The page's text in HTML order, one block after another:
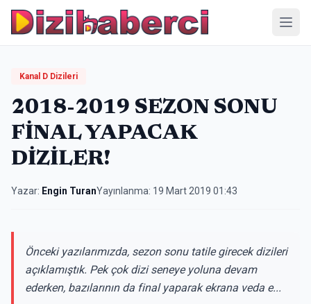
Kanal D Dizileri
2018-2019 SEZON SONU
FİNAL YAPACAK
DİZİLER!
Yazar: Engin TuranYayınlanma: 19 Mart 2019 01:43
Önceki yazılarımızda, sezon sonu tatile girecek dizileri
açıklamıştık. Pek çok dizi seneye yoluna devam
ederken, bazılarının da final yaparak ekrana veda e...